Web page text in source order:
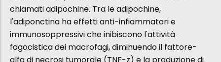
chiamati adipochine. Tra le adipochine,
l'adiponctina ha effetti anti-infiammatori e
immunosoppressivi che inibiscono l'attività
fagocistica dei macrofagi, diminuendo il fattore-